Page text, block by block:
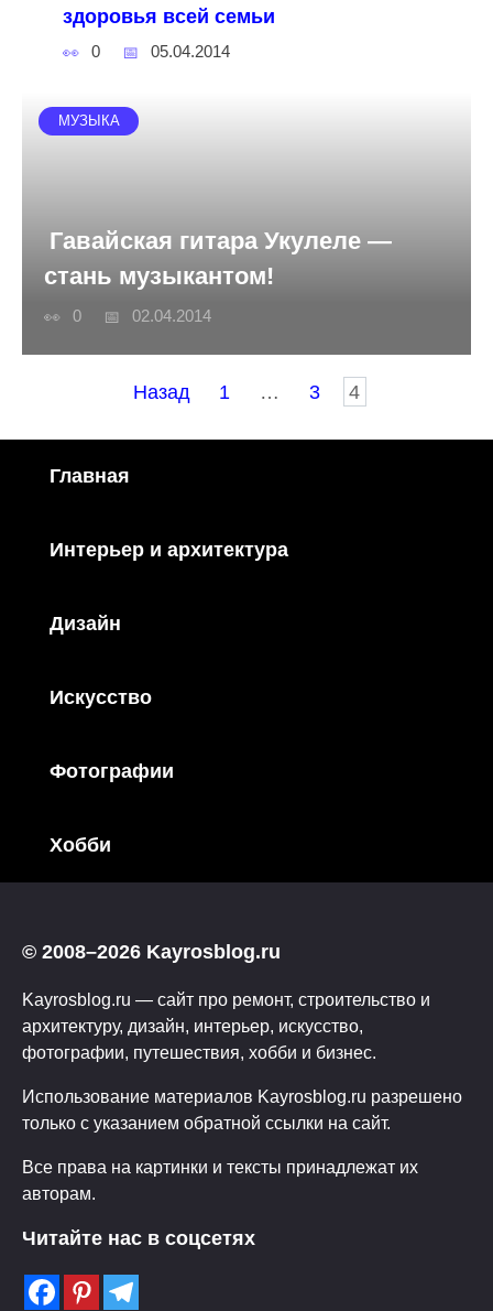
здоровья всей семьи
0 05.04.2014
МУЗЫКА
Гавайская гитара Укулеле —
стань музыкантом!
0 02.04.2014
Назад 1 … 3 4
Главная
Интерьер и архитектура
Дизайн
Искусство
Фотографии
Хобби
© 2008–2026 Kayrosblog.ru
Kayrosblog.ru — сайт про ремонт, строительство и
архитектуру, дизайн, интерьер, искусство,
фотографии, путешествия, хобби и бизнес.
Использование материалов Kayrosblog.ru разрешено
только с указанием обратной ссылки на сайт.
Все права на картинки и тексты принадлежат их
авторам.
Читайте нас в соцсетях